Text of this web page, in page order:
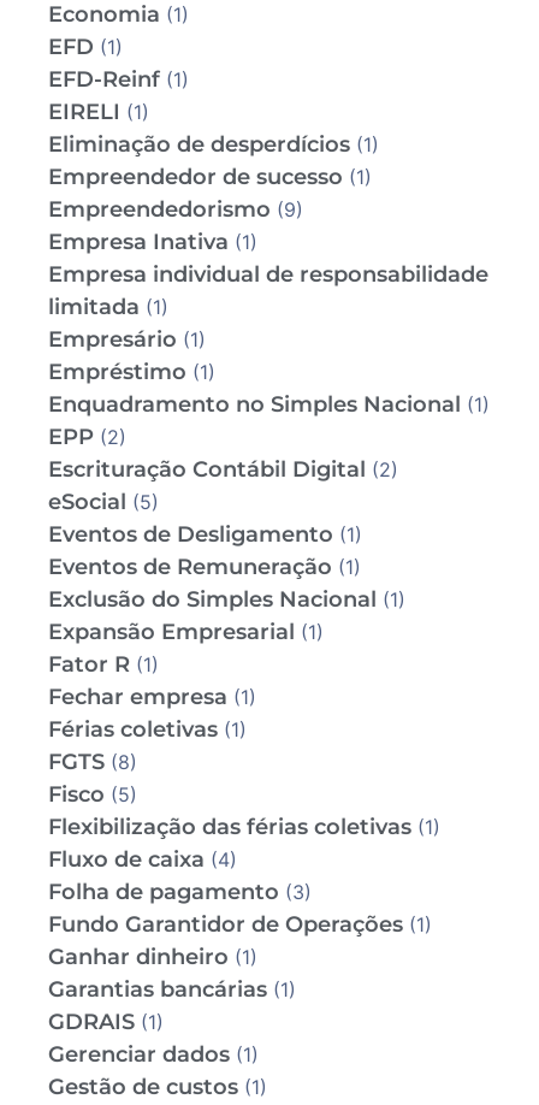
Economia (1)
EFD (1)
EFD-Reinf (1)
EIRELI (1)
Eliminação de desperdícios (1)
Empreendedor de sucesso (1)
Empreendedorismo (9)
Empresa Inativa (1)
Empresa individual de responsabilidade
limitada (1)
Empresário (1)
Empréstimo (1)
Enquadramento no Simples Nacional (1)
EPP (2)
Escrituração Contábil Digital (2)
eSocial (5)
Eventos de Desligamento (1)
Eventos de Remuneração (1)
Exclusão do Simples Nacional (1)
Expansão Empresarial (1)
Fator R (1)
Fechar empresa (1)
Férias coletivas (1)
FGTS (8)
Fisco (5)
Flexibilização das férias coletivas (1)
Fluxo de caixa (4)
Folha de pagamento (3)
Fundo Garantidor de Operações (1)
Ganhar dinheiro (1)
Garantias bancárias (1)
GDRAIS (1)
Gerenciar dados (1)
Gestão de custos (1)